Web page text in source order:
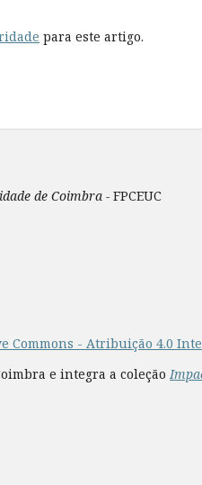
para este artigo.
de Coimbra - FPCEUC
Commons - Atribuição 4.0
e integra a coleção